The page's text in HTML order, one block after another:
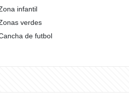
infantil
verdes
de futbol